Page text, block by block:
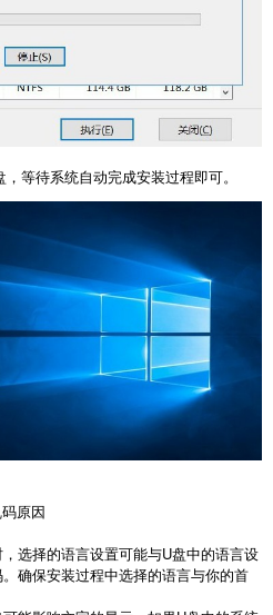
，等待系统自动完成安装过程即可。
原因
选择的语言设置可能与U盘中的语言设
确保安装过程中选择的语言与你的首